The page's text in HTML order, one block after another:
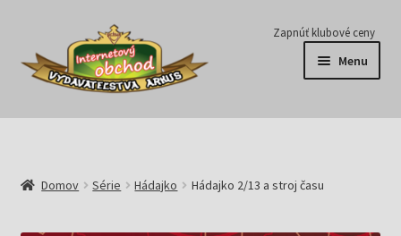
Preskočiť
navigáciu
Preskočiť
obsah
Zapnúť klubové ceny
Menu
Série
Domov Série Hádajko Hádajko 2/13 a stroj času